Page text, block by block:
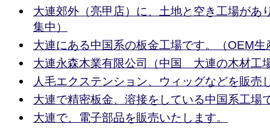
大連郊外（亮甲店）に、土地と空き工場があ
集中）
大連にある中国系の板金工場です。（OEM生
大連永森木業有限公司（中国 大連の木材工
人毛エクステンション、ウィッグなどを販売
大連で精密板金、溶接をしている中国系工場
大連で、電子部品を販売いたします。